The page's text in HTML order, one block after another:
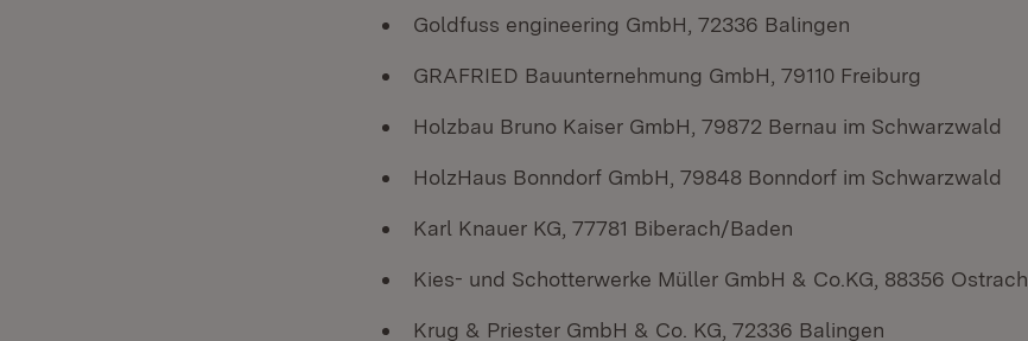
Goldfuss engineering GmbH, 72336 Balingen
GRAFRIED Bauunternehmung GmbH, 79110 Freiburg
Holzbau Bruno Kaiser GmbH, 79872 Bernau im Schwarzwald
HolzHaus Bonndorf GmbH, 79848 Bonndorf im Schwarzwald
Karl Knauer KG, 77781 Biberach/Baden
Kies- und Schotterwerke Müller GmbH & Co.KG, 88356 Ostrach
Krug & Priester GmbH & Co. KG, 72336 Balingen